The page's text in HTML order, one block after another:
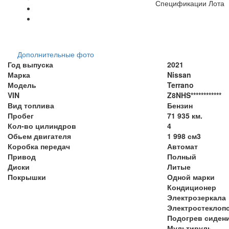
Дополнительные фото
Спецификации Лота
Год выпуска
2021
Марка
Nissan
Модель
Terrano
VIN
Z8NHS************
Вид топлива
Бензин
Пробег
71 935 км.
Кол-во цилиндров
4
Обьем двигателя
1 998 см3
Коробка передач
Автомат
Привод
Полный
Диски
Литые
Покрышки
Одной марки
Кондиционер
Электрозеркала
Подогрев